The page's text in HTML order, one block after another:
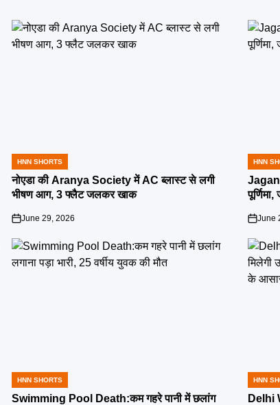
POSTED
IN
HNN SHORTS
नोएडा की Aranya Society में AC ब्लास्ट से लगी
भीषण आग, 3 फ्लैट जलकर खाक
on
June 29, 2026
POSTED
IN
HNN
on
June
POSTED
IN
HNN SHORTS
Swimming Pool Death:कम गहरे पानी में छलांग
POSTED
IN
HNN
Delhi